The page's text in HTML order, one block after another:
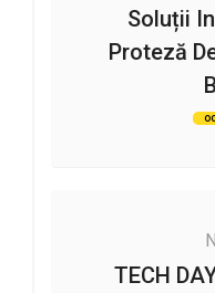
Soluții
Proteză
TECH